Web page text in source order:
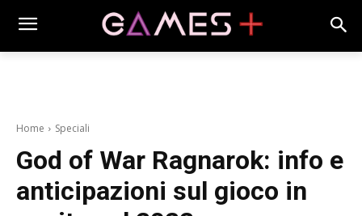
Home Speciali
God of War Ragnarok: info e
anticipazioni sul gioco in